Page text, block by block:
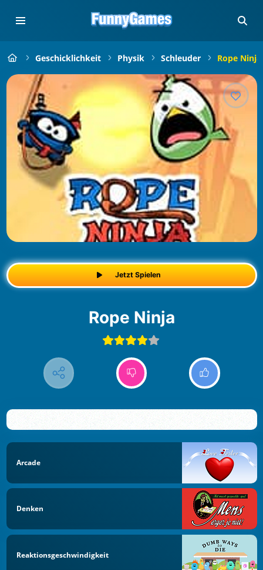
Geschicklichkeit Physik Schleuder Rope Ninja
Jetzt Spielen
Rope Ninja
Arcade
Denken
Reaktionsgeschwindigkeit